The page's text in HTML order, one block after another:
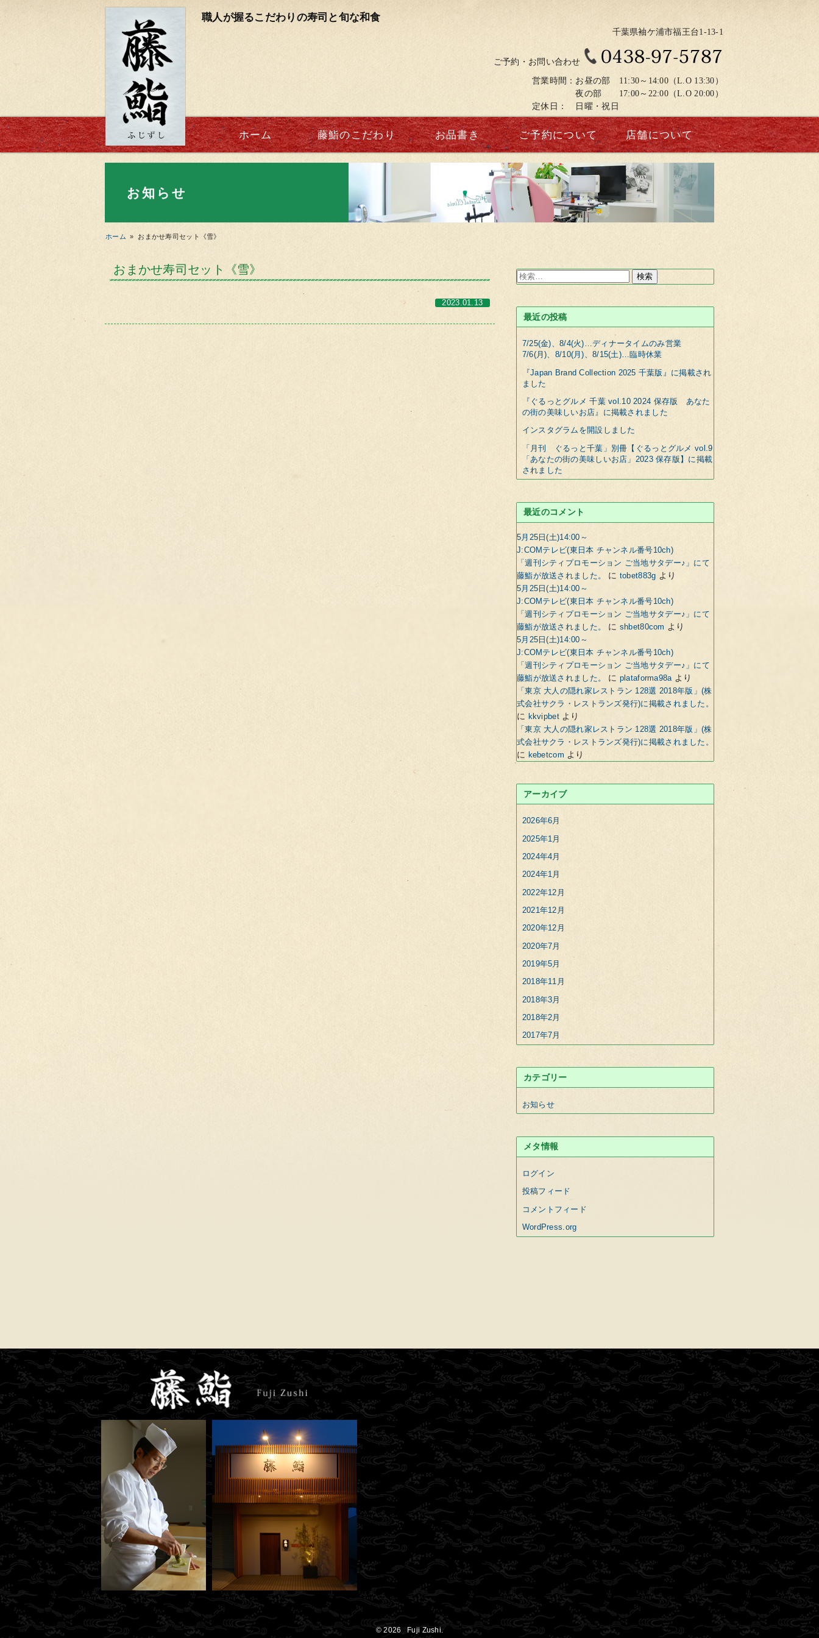
職人が握るこだわりの寿司と旬な和食
千葉県袖ケ浦市福王台1-13-1
ご予約・お問い合わせ
営業時間：お昼の部 11:30～14:00（L.O 13:30）
夜の部 17:00～22:00（L.O 20:00）
定休日： 日曜・祝日
ホーム 藤鮨のこだわり お品書き ご予約について 店舗について
お知らせ
ホーム » おまかせ寿司セット《雪》
おまかせ寿司セット《雪》
2023.01.13
検
索:
最近の投稿
7/25(金)、8/4(火)…ディナータイムのみ営業
7/6(月)、8/10(月)、8/15(土)…臨時休業
『Japan Brand Collection 2025 千葉版』に掲載され
ました
『ぐるっとグルメ 千葉 vol.10 2024 保存版 あなた
の街の美味しいお店』に掲載されました
インスタグラムを開設しました
「月刊 ぐるっと千葉」別冊【ぐるっとグルメ vol.9
「あなたの街の美味しいお店」2023 保存版】に掲載
されました
最近のコメント
5月25日(土)14:00～
J:COMテレビ(東日本 チャンネル番号10ch)
「週刊シティプロモーション ご当地サタデー♪」にて
藤鮨が放送されました。
に tobet883g より
5月25日(土)14:00～
J:COMテレビ(東日本 チャンネル番号10ch)
「週刊シティプロモーション ご当地サタデー♪」にて
藤鮨が放送されました。
に shbet80com より
5月25日(土)14:00～
J:COMテレビ(東日本 チャンネル番号10ch)
「週刊シティプロモーション ご当地サタデー♪」にて
藤鮨が放送されました。
に plataforma98a より
「東京 大人の隠れ家レストラン 128選 2018年版」(株
式会社サクラ・レストランズ発行)に掲載されました。
に kkvipbetより
「東京 大人の隠れ家レストラン 128選 2018年版」(株
式会社サクラ・レストランズ発行)に掲載されました。
に kebetcom より
アーカイブ
2026年6月
2025年1月
2024年4月
2024年1月
2022年12月
2021年12月
2020年12月
2020年7月
2019年5月
2018年11月
2018年3月
2018年2月
2017年7月
カテゴリー
お知らせ
メタ情報
ログイン
投稿フィード
コメントフィード
WordPress.org
© 2026 Fuji Zushi.